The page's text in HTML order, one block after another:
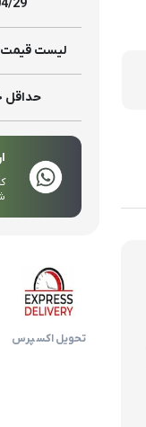
1405/04/
لیست قیمت
حداقل خرید 15
تحویل اکسپرس